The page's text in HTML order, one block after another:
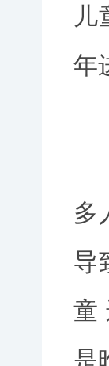
儿
年
多
导
童
是